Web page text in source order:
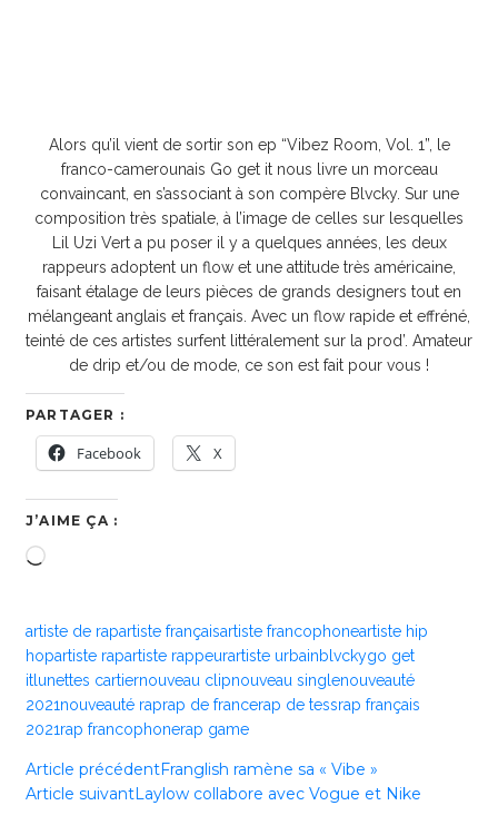
Alors qu’il vient de sortir son ep “Vibez Room, Vol. 1”, le
franco-camerounais Go get it nous livre un morceau
convaincant, en s’associant à son compère Blvcky. Sur une
composition très spatiale, à l’image de celles sur lesquelles
Lil Uzi Vert a pu poser il y a quelques années, les deux
rappeurs adoptent un flow et une attitude très américaine,
faisant étalage de leurs pièces de grands designers tout en
mélangeant anglais et français. Avec un flow rapide et effréné,
teinté de ces artistes surfent littéralement sur la prod’. Amateur
de drip et/ou de mode, ce son est fait pour vous !
PARTAGER :
Facebook X
J’AIME ÇA :
Chargement…
artiste de rapartiste françaisartiste francophoneartiste hip
hopartiste rapartiste rappeurartiste urbainblvckygo get
it lunettes cartiernouveau clipnouveau singlenouveauté
2021nouveauté raprap de francerap de tessrap français
2021rap francophonerap game
Article précédentFranglish ramène sa « Vibe »
Article suivantLaylow collabore avec Vogue et Nike